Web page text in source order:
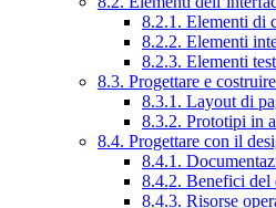
8.2.1. Elementi di
8.2.2. Elementi
8.2.3. Elementi
8.3. Progettare e
8.3.1. Layout di
8.3.2. Prototipi in
8.4. Progettare con il
8.4.1.
8.4.2. Benefici del
8.4.3. Risorse